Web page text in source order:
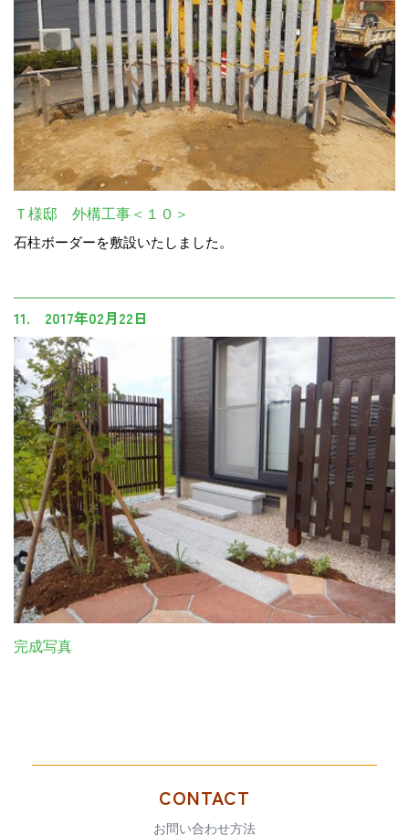
Ｔ様邸 外構工事＜１０＞
石柱ボーダーを敷設いたしました。
11. 2017年02月22日
完成写真
CONTACT
お問い合わせ方法